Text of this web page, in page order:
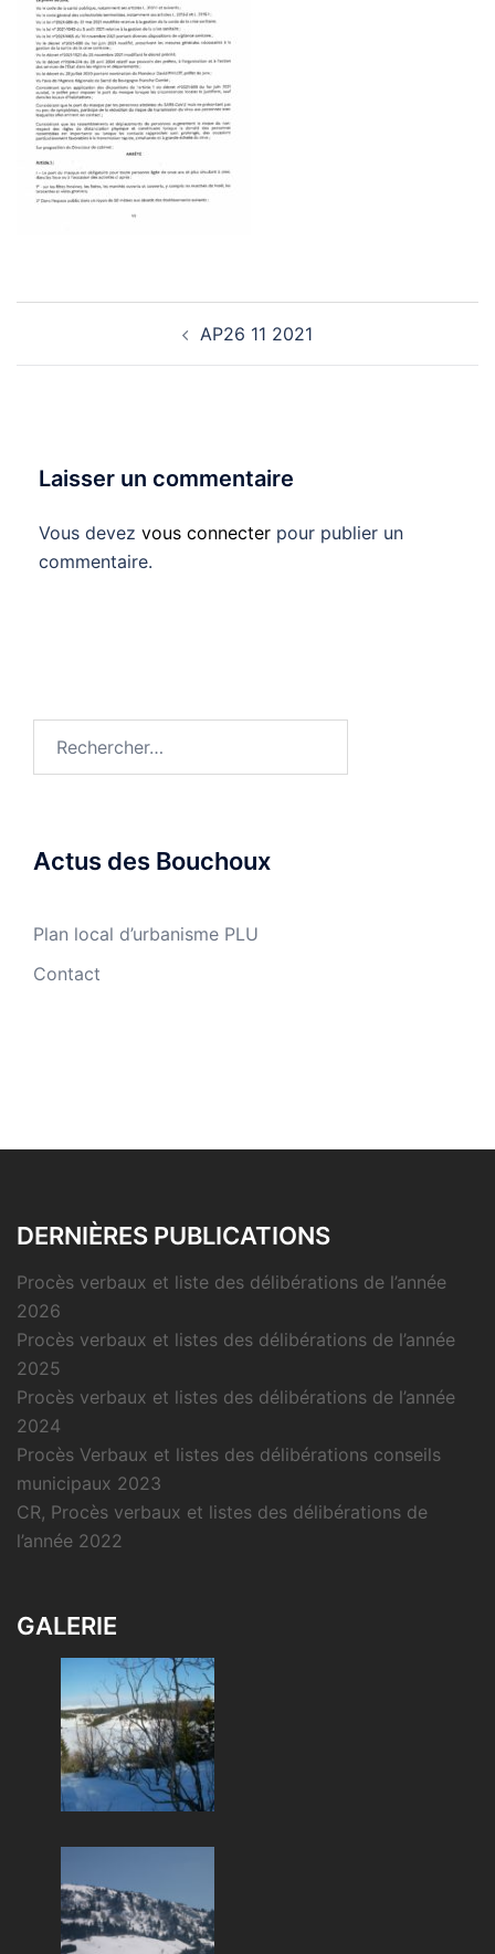
AP26 11 2021
Laisser un commentaire
Vous devez vous connecter pour publier un
commentaire.
Actus des Bouchoux
Plan local d’urbanisme PLU
Contact
DERNIÈRES PUBLICATIONS
Procès verbaux et liste des délibérations de l’année
2026
Procès verbaux et listes des délibérations de l’année
2025
Procès verbaux et listes des délibérations de l’année
2024
Procès Verbaux et listes des délibérations conseils
municipaux 2023
CR, Procès verbaux et listes des délibérations de
l’année 2022
GALERIE